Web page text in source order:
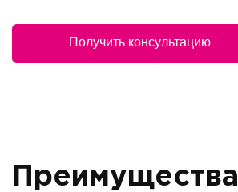
Получить консультацию
Преимущества